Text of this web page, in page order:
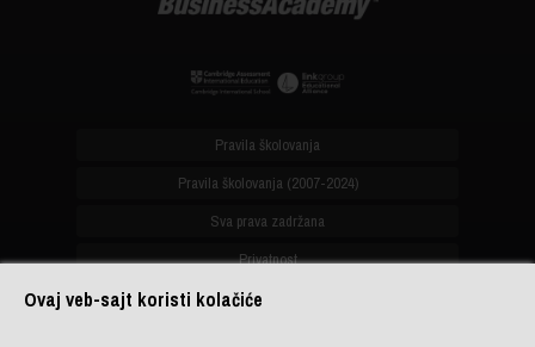
Pravila školovanja
Pravila školovanja (2007-2024)
Sva prava zadržana
Privatnost
Ovaj veb-sajt koristi kolačiće